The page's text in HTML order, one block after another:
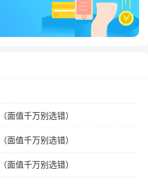
面值千万别选错）
面值千万别选错）
面值千万别选错）